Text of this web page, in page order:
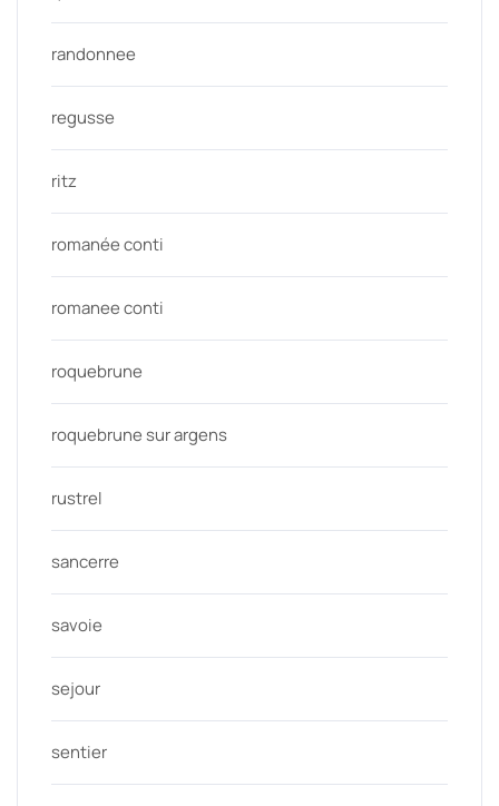
randonnee
regusse
ritz
romanée conti
romanee conti
roquebrune
roquebrune sur argens
rustrel
sancerre
savoie
sejour
sentier